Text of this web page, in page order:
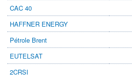
CAC 40
HAFFNER ENERGY
Pétrole Brent
EUTELSAT
2CRSI